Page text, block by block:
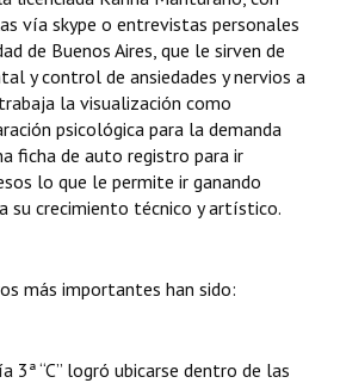
vía skype o entrevistas personales
de Buenos Aires, que le sirven de
y control de ansiedades y nervios a
la visualización como
psicológica para la demanda
ficha de auto registro para ir
lo que le permite ir ganando
su crecimiento técnico y artístico.
más importantes han sido:
3ª “C” logró ubicarse dentro de las